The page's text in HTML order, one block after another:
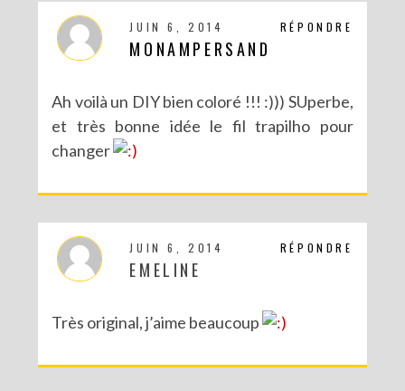
RÉPONDRE
JUIN 6, 2014
MONAMPERSAND
Ah voilà un DIY bien coloré !!! :))) SUperbe,
et très bonne idée le fil trapilho pour
changer
RÉPONDRE
JUIN 6, 2014
EMELINE
Très original, j’aime beaucoup